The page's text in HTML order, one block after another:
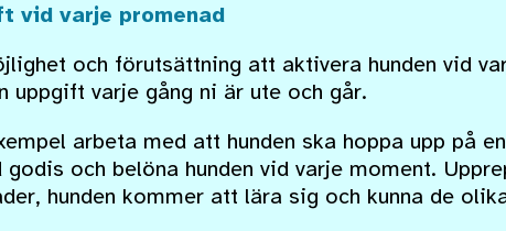
vid varje promenad
och förutsättning att aktivera hunden vid
uppgift varje gång ni är ute och går.
arbeta med att hunden ska hoppa upp på
och belöna hunden vid varje moment.
hunden kommer att lära sig och kunna de